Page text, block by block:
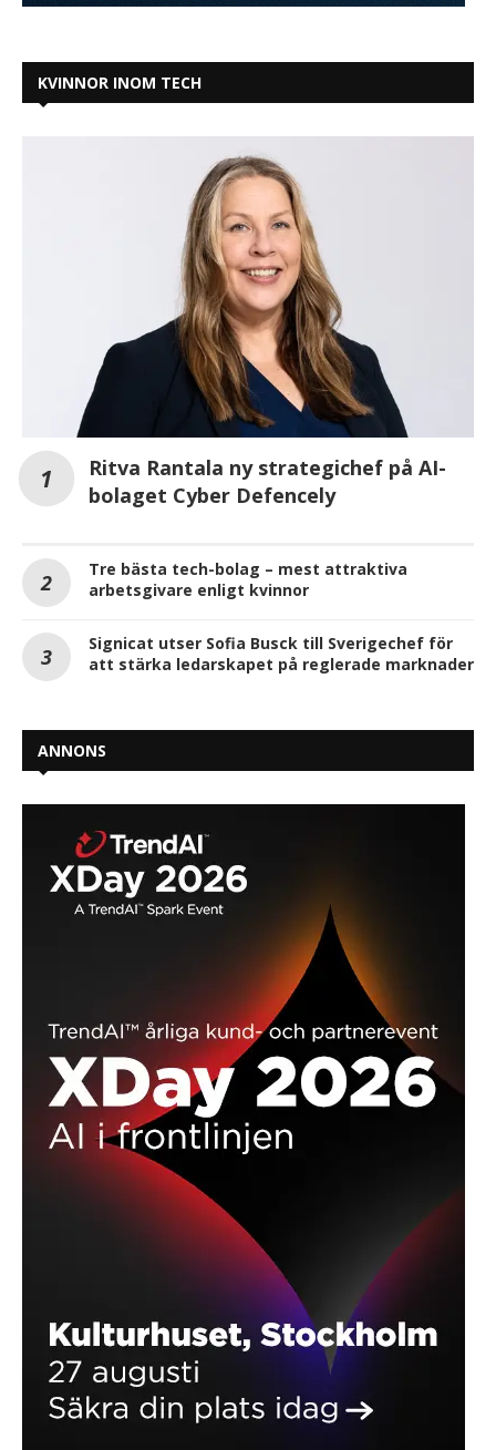
KVINNOR INOM TECH
Ritva Rantala ny strategichef på AI-
bolaget Cyber Defencely
Tre bästa tech-bolag – mest attraktiva
arbetsgivare enligt kvinnor
Signicat utser Sofia Busck till Sverigechef för
att stärka ledarskapet på reglerade marknader
ANNONS